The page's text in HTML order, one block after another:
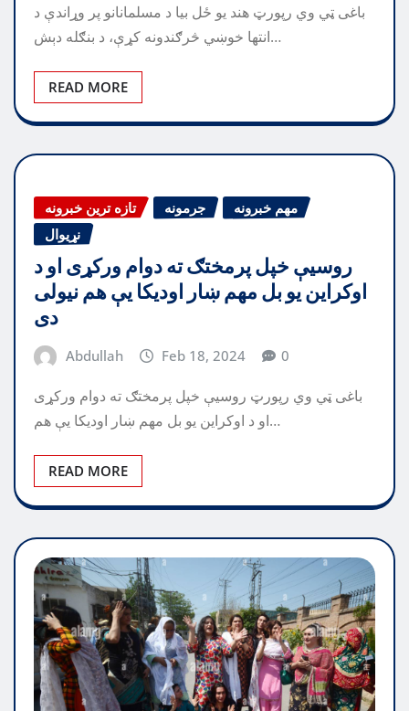
باغی ټي وي رپورټ هند یو ځل بیا د مسلمانانو پر وړاندې د
انتها خوښي څرګندونه کړې، د بنګله دېش…
READ MORE
تازه ترین خبرونه جرمونه
مهم خبرونه
نړیوال
روسیې خپل پرمختګ ته دوام ورکړی او د
اوکراین یو بل مهم ښار اودیکا یې هم نیولی
دی
Abdullah Feb 18, 2024 0
باغی ټي وي رپورټ روسیې خپل پرمختګ ته دوام ورکړی
او د اوکراین یو بل مهم ښار اودیکا یې هم…
READ MORE